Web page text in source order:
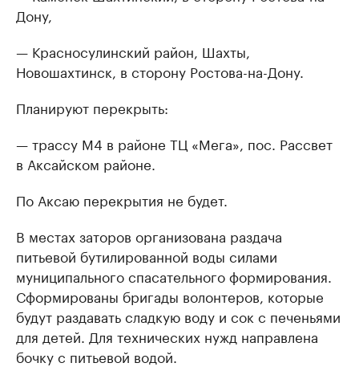
Дону,
— Красносулинский район, Шахты,
Новошахтинск, в сторону Ростова-на-Дону.
Планируют перекрыть:
— трассу М4 в районе ТЦ «Мега», пос. Рассвет
в Аксайском районе.
По Аксаю перекрытия не будет.
В местах заторов организована раздача
питьевой бутилированной воды силами
муниципального спасательного формирования.
Сформированы бригады волонтеров, которые
будут раздавать сладкую воду и сок с печеньями
для детей. Для технических нужд направлена
бочку с питьевой водой.